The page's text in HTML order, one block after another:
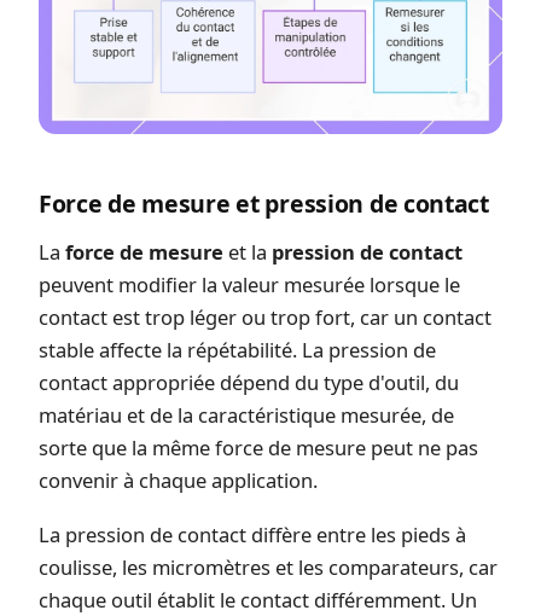
Force de mesure et pression de contact
La force de mesure et la pression de contact
peuvent modifier la valeur mesurée lorsque le
contact est trop léger ou trop fort, car un contact
stable affecte la répétabilité. La pression de
contact appropriée dépend du type d'outil, du
matériau et de la caractéristique mesurée, de
sorte que la même force de mesure peut ne pas
convenir à chaque application.
La pression de contact diffère entre les pieds à
coulisse, les micromètres et les comparateurs, car
chaque outil établit le contact différemment. Un